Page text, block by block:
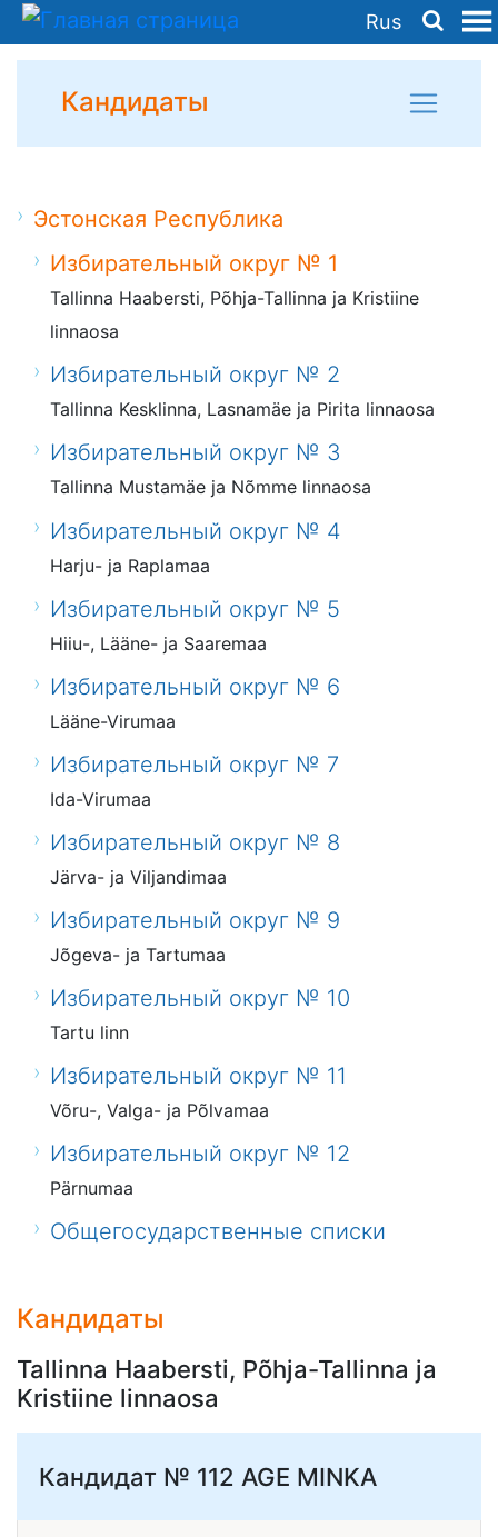
Rus
Кандидаты
Эстонская Республика
Избирательный округ № 1
Tallinna Haabersti, Põhja-Tallinna ja Kristiine
linnaosa
Избирательный округ № 2
Tallinna Kesklinna, Lasnamäe ja Pirita linnaosa
Избирательный округ № 3
Tallinna Mustamäe ja Nõmme linnaosa
Избирательный округ № 4
Harju- ja Raplamaa
Избирательный округ № 5
Hiiu-, Lääne- ja Saaremaa
Избирательный округ № 6
Lääne-Virumaa
Избирательный округ № 7
Ida-Virumaa
Избирательный округ № 8
Järva- ja Viljandimaa
Избирательный округ № 9
Jõgeva- ja Tartumaa
Избирательный округ № 10
Tartu linn
Избирательный округ № 11
Võru-, Valga- ja Põlvamaa
Избирательный округ № 12
Pärnumaa
Общегосударственные списки
Кандидаты
Tallinna Haabersti, Põhja-Tallinna ja
Kristiine linnaosa
Кандидат № 112 AGE MINKA